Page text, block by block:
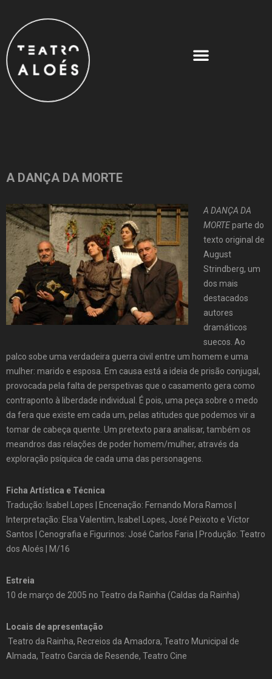
A DANÇA DA MORTE
A DANÇA DA
MORTEparte do
texto original de
August
Strindberg, um
dos mais
destacados
autores
dramáticos
suecos. Ao
palco sobe uma verdadeira guerra civil entre um homem e uma
mulher: marido e esposa. Em causa está a ideia de prisão conjugal,
provocada pela falta de perspetivas que o casamento gera como
contraponto à liberdade individual. É pois, uma peça sobre o medo
da fera que existe em cada um, pelas atitudes que podemos vir a
tomar de cabeça quente. Um pretexto para analisar, também os
meandros das relações de poder homem/mulher, através da
exploração psíquica de cada uma das personagens.
Ficha Artística e Técnica
Tradução: Isabel Lopes | Encenação: Fernando Mora Ramos |
Interpretação: Elsa Valentim, Isabel Lopes, José Peixoto e Víctor
Santos | Cenografia e Figurinos: José Carlos Faria | Produção: Teatro
dos Aloés | M/16
Estreia
10 de março de 2005 no Teatro da Rainha (Caldas da Rainha)
Locais de apresentação
Teatro da Rainha, Recreios da Amadora, Teatro Municipal de
Almada, Teatro Garcia de Resende, Teatro Cine